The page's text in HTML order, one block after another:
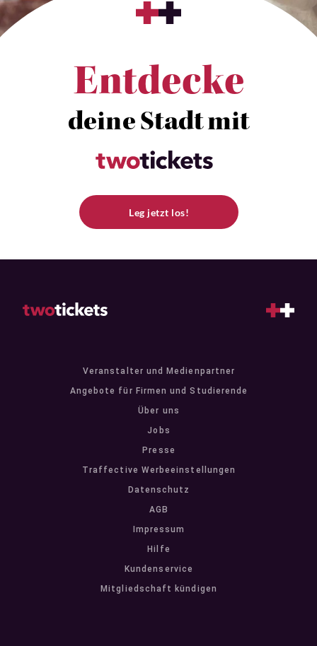
Entdecke
deine Stadt mit
Leg jetzt los!
Veranstalter und Medienpartner
Angebote für Firmen und Studierende
Über uns
Jobs
Presse
Traffective Werbeeinstellungen
Datenschutz
AGB
Impressum
Hilfe
Kundenservice
Mitgliedschaft kündigen